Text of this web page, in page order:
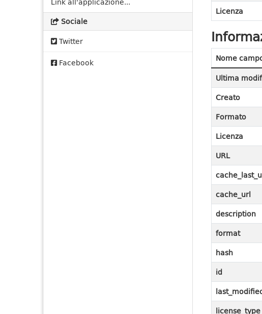
Sociale
Twitter
Facebook
Licenza
Nome
Ultima
Creato
Formato
Licenza
URL
cache_url
description
format
hash
id
license_type